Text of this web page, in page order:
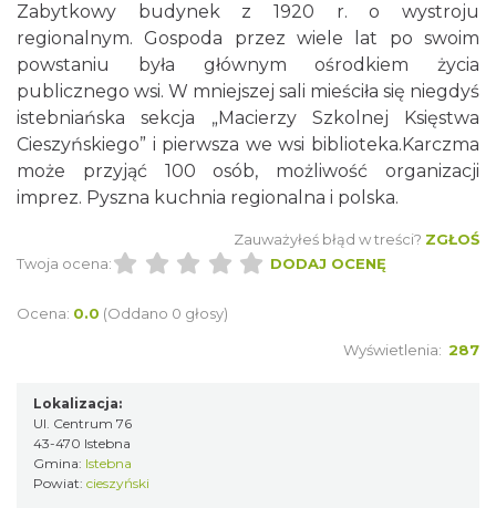
Zabytkowy budynek z 1920 r. o wystroju
regionalnym. Gospoda przez wiele lat po swoim
powstaniu była głównym ośrodkiem życia
publicznego wsi. W mniejszej sali mieściła się niegdyś
istebniańska sekcja „Macierzy Szkolnej Księstwa
Cieszyńskiego” i pierwsza we wsi biblioteka.Karczma
może przyjąć 100 osób, możliwość organizacji
imprez. Pyszna kuchnia regionalna i polska.
Zauważyłeś błąd w treści? ZGŁOŚ
Twoja ocena:
DODAJ OCENĘ
Ocena: 0.0 (Oddano 0 głosy)
Wyświetlenia: 287
Lokalizacja:
Ul. Centrum 76
43-470 Istebna
Gmina: Istebna
Powiat: cieszyński